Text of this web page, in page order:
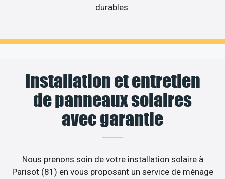
durables.
Installation et entretien
de panneaux solaires
avec garantie
Nous prenons soin de votre installation solaire à
Parisot (81) en vous proposant un service de ménage